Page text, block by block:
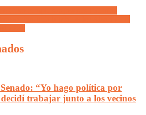
Senado: “Yo hago política por
trabajar junto a los vecinos